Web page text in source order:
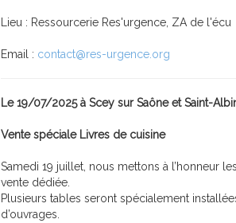
Lieu : Ressourcerie Res'urgence, ZA de l'écu
Email : contact@res-urgence.org
Le 19/07/2025 à Scey sur Saône et Saint-
Vente spéciale Livres de cuisine
Samedi 19 juillet, nous mettons à l’honneur
vente dédiée.
Plusieurs tables seront spécialement
d’ouvrages.